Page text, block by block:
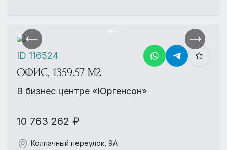
ОФИС, 1359.57 М2
В бизнес центре «Юргенсон»
10 763 262 ₽
Колпачный переулок, 9А
ID 116524